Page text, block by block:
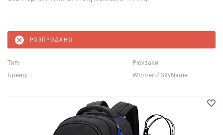
РОЗПРОДАНО
Тип:
Рюкзаки
Бренд:
Winner / SkyName